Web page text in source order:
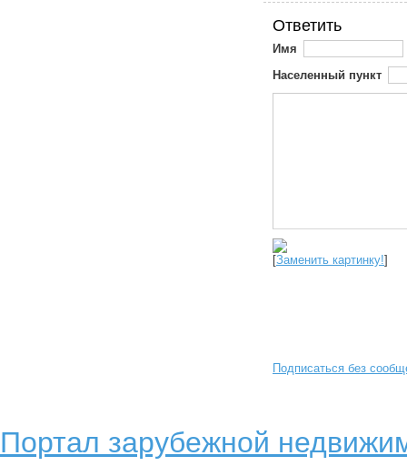
Ответить
Имя
Населенный пункт
[Заменить картинку!]
Подписаться без
Портал зарубежной